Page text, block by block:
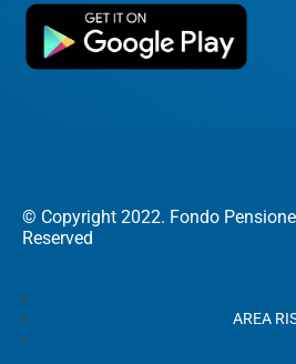
© Copyright 2022. Fondo
Reserved
AREA